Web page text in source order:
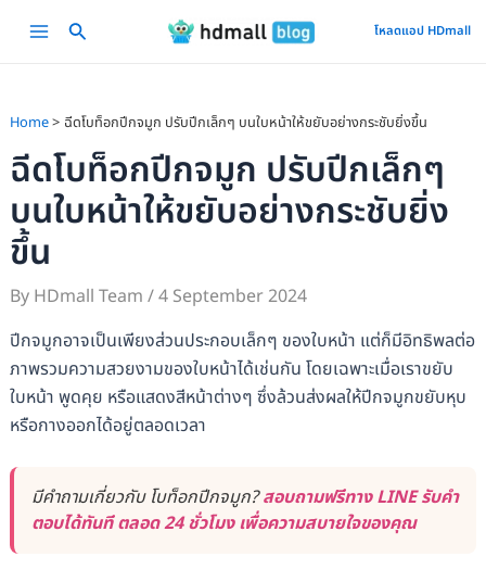
Main
โหลดแอป HDmall
Home ฉีดโบท็อกปีกจมูก ปรับปีกเล็กๆ บนใบหน้าให้ขยับอย่างกระชับยิ่งขึ้น
ฉีดโบท็อกปีกจมูก ปรับปีกเล็กๆ
บนใบหน้าให้ขยับอย่างกระชับยิ่ง
ขึ้น
By HDmall Team /4 September 2024
ปีกจมูกอาจเป็นเพียงส่วนประกอบเล็กๆ ของใบหน้า แต่ก็มีอิทธิพลต่อ
ภาพรวมความสวยงามของใบหน้าได้เช่นกัน โดยเฉพาะเมื่อเราขยับ
ใบหน้า พูดคุย หรือแสดงสีหน้าต่างๆ ซึ่งล้วนส่งผลให้ปีกจมูกขยับหุบ
หรือกางออกได้อยู่ตลอดเวลา
มีคำถามเกี่ยวกับ โบท็อกปีกจมูก?สอบถามฟรีทาง LINE รับคำ
ตอบได้ทันที ตลอด 24 ชั่วโมง เพื่อความสบายใจของคุณ